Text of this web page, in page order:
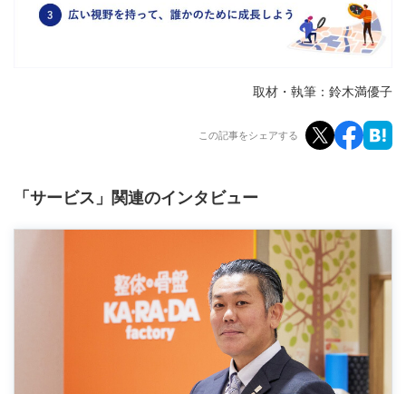
取材・執筆：鈴木満優子
この記事をシェアする
「サービス」関連のインタビュー